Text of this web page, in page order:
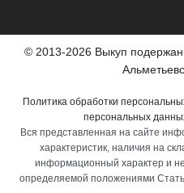
© 2013-2026 Выкуп
Политика обработки
персональных
Вся представленная на сайте
характеристик, наличия на
информационный характер и
определяемой положениями